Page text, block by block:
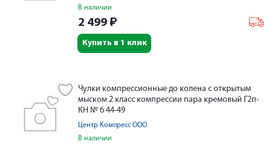
В наличии
2 499 ₽
Купить в 1 клик
Чулки компрессионные до колена с открытым
мыском 2 класс компрессии пара кремовый Г2п-
КН № 6 44-49
Центр Компресс ООО
В наличии